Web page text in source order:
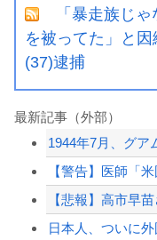
「暴走族じ
を被ってた」と
(37)逮捕
最新記事（外部）